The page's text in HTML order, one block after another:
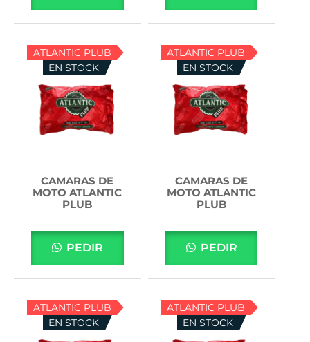
ATLANTIC PLUB
EN STOCK
CAMARAS DE
MOTO ATLANTIC
PLUB
PEDIR
ATLANTIC PLUB
EN STOCK
CAMARAS DE
MOTO ATLANTIC
PLUB
PEDIR
ATLANTIC PLUB
EN STOCK
ATLANTIC PLUB
EN STOCK